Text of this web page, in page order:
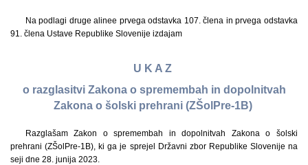
Na podlagi druge alinee prvega odstavka 107. člena in prvega odstavka
91. člena Ustave Republike Slovenije izdajam
U K A Z
o razglasitvi Zakona o spremembah in dopolnitvah
Zakona o šolski prehrani (ZŠolPre-1B)
Razglašam Zakon o spremembah in dopolnitvah Zakona o šolski
prehrani (ZŠolPre-1B), ki ga je sprejel Državni zbor Republike Slovenije na
seji dne 28. junija 2023.